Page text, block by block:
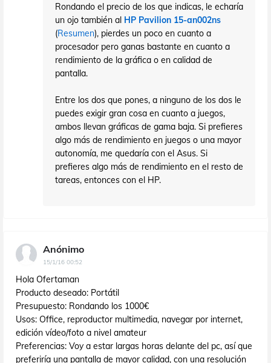
Rondando el precio de los que indicas, le echaría
un ojo también al HP Pavilion 15-an002ns
(Resumen), pierdes un poco en cuanto a
procesador pero ganas bastante en cuanto a
rendimiento de la gráfica o en calidad de
pantalla.
Entre los dos que pones, a ninguno de los dos le
puedes exigir gran cosa en cuanto a juegos,
ambos llevan gráficas de gama baja. Si prefieres
algo más de rendimiento en juegos o una mayor
autonomía, me quedaría con el Asus. Si
prefieres algo más de rendimiento en el resto de
tareas, entonces con el HP.
Anónimo
15/1/16 00:52
Hola Ofertaman
Producto deseado: Portátil
Presupuesto: Rondando los 1000€
Usos: Office, reproductor multimedia, navegar por internet,
edición vídeo/foto a nivel amateur
Preferencias: Voy a estar largas horas delante del pc, así que
preferiría una pantalla de mayor calidad, con una resolución